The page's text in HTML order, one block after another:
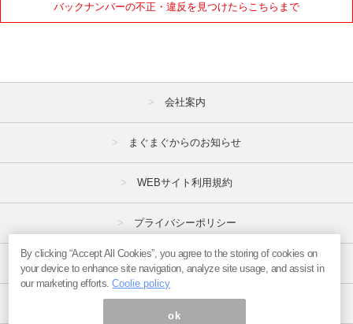
バックナンバーの不正・違反を見つけたらこちらまで
会社案内
まぐまぐからのお知らせ
WEBサイト利用規約
プライバシーポリシー
特定商取引法
By clicking “Accept All Cookies”, you agree to the storing of cookies on
your device to enhance site navigation, analyze site usage, and assist in
our marketing efforts.Coolie policy
ok